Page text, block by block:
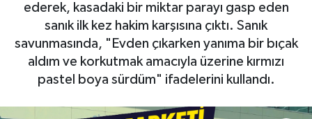
ederek, kasadaki bir miktar parayı gasp eden
sanık ilk kez hakim karşısına çıktı. Sanık
savunmasında, "Evden çıkarken yanıma bir bıçak
aldım ve korkutmak amacıyla üzerine kırmızı
pastel boya sürdüm" ifadelerini kullandı.